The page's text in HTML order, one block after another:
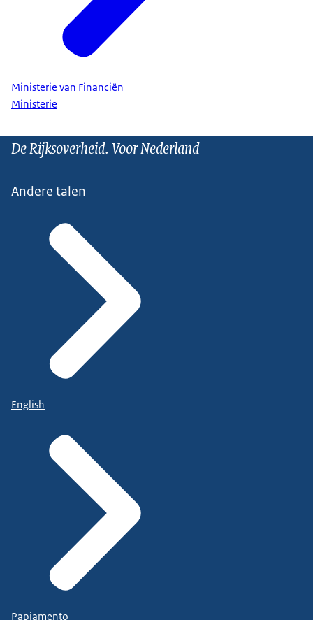
Ministerie van Financiën
Ministerie
De Rijksoverheid. Voor Nederland
Andere talen
English
Papiamento